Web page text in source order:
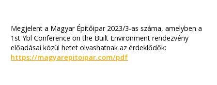
Megjelent a Magyar Építőipar 2023/3-as száma, amelyben a
1st Ybl Conference on the Built Environment rendezvény
előadásai közül hetet olvashatnak az érdeklődők:
https://magyarepitoipar.com/pdf